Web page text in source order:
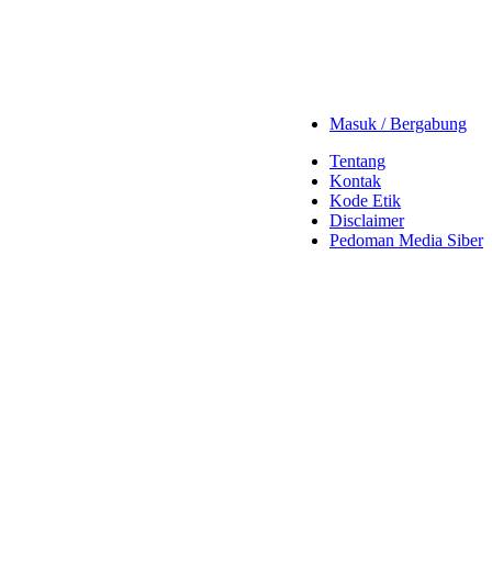
Masuk / Bergabung
Tentang
Kontak
Kode Etik
Disclaimer
Pedoman Media Siber